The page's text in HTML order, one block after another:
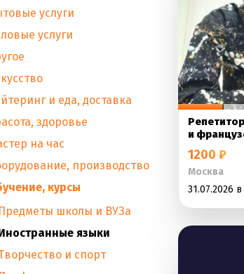
услуги
услуги
и еда, доставка
здоровье
на час
производство
курсы
Предметы школы и ВУЗа
языки
и спорт
и
1200 ₽
Москва
31.07.2026 в